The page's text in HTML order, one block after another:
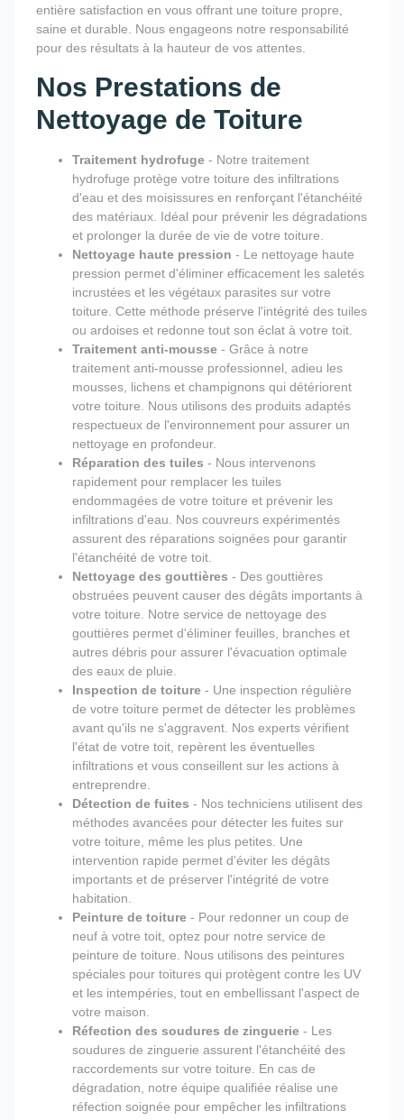
entière satisfaction en vous offrant une toiture propre,
saine et durable. Nous engageons notre responsabilité
pour des résultats à la hauteur de vos attentes.
Nos Prestations de
Nettoyage de Toiture
Traitement hydrofuge - Notre traitement
hydrofuge protège votre toiture des infiltrations
d'eau et des moisissures en renforçant l'étanchéité
des matériaux. Idéal pour prévenir les dégradations
et prolonger la durée de vie de votre toiture.
Nettoyage haute pression - Le nettoyage haute
pression permet d'éliminer efficacement les saletés
incrustées et les végétaux parasites sur votre
toiture. Cette méthode préserve l'intégrité des tuiles
ou ardoises et redonne tout son éclat à votre toit.
Traitement anti-mousse - Grâce à notre
traitement anti-mousse professionnel, adieu les
mousses, lichens et champignons qui détériorent
votre toiture. Nous utilisons des produits adaptés
respectueux de l'environnement pour assurer un
nettoyage en profondeur.
Réparation des tuiles - Nous intervenons
rapidement pour remplacer les tuiles
endommagées de votre toiture et prévenir les
infiltrations d'eau. Nos couvreurs expérimentés
assurent des réparations soignées pour garantir
l'étanchéité de votre toit.
Nettoyage des gouttières - Des gouttières
obstruées peuvent causer des dégâts importants à
votre toiture. Notre service de nettoyage des
gouttières permet d'éliminer feuilles, branches et
autres débris pour assurer l'évacuation optimale
des eaux de pluie.
Inspection de toiture - Une inspection régulière
de votre toiture permet de détecter les problèmes
avant qu'ils ne s'aggravent. Nos experts vérifient
l'état de votre toit, repèrent les éventuelles
infiltrations et vous conseillent sur les actions à
entreprendre.
Détection de fuites - Nos techniciens utilisent des
méthodes avancées pour détecter les fuites sur
votre toiture, même les plus petites. Une
intervention rapide permet d'éviter les dégâts
importants et de préserver l'intégrité de votre
habitation.
Peinture de toiture - Pour redonner un coup de
neuf à votre toit, optez pour notre service de
peinture de toiture. Nous utilisons des peintures
spéciales pour toitures qui protègent contre les UV
et les intempéries, tout en embellissant l'aspect de
votre maison.
Réfection des soudures de zinguerie - Les
soudures de zinguerie assurent l'étanchéité des
raccordements sur votre toiture. En cas de
dégradation, notre équipe qualifiée réalise une
réfection soignée pour empêcher les infiltrations